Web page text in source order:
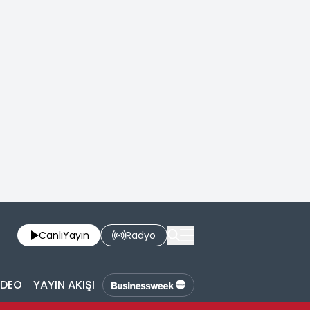
CanlıYayın Radyo
YAYIN AKIŞI